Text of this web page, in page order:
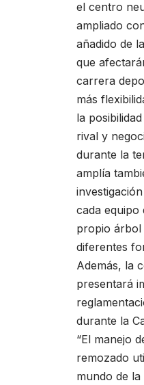
el centro
ampliado
añadido de
que
carrera
más
la
rival y
durante la
amplía
cada equipo
propio árbol
diferentes
Además, la
presentará
durante la
“El manejo
remozado
mundo de